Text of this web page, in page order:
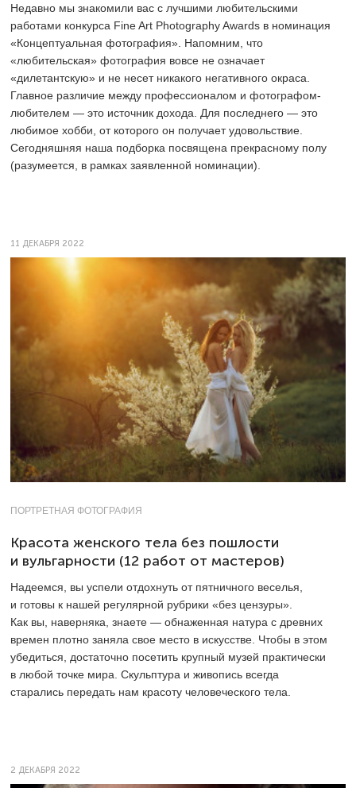
Недавно мы знакомили вас с лучшими любительскими
работами конкурса Fine Art Photography Awards в номинация
«Концептуальная фотография». Напомним, что
«любительская» фотография вовсе не означает
«дилетантскую» и не несет никакого негативного окраса.
Главное различие между профессионалом и фотографом-
любителем — это источник дохода. Для последнего — это
любимое хобби, от которого он получает удовольствие.
Сегодняшняя наша подборка посвящена прекрасному полу
(разумеется, в рамках заявленной номинации).
11 ДЕКАБРЯ 2022
ПОРТРЕТНАЯ ФОТОГРАФИЯ
Красота женского тела без пошлости
и вульгарности (12 работ от мастеров)
Надеемся, вы успели отдохнуть от пятничного веселья,
и готовы к нашей регулярной рубрики «без цензуры».
Как вы, наверняка, знаете — обнаженная натура с древних
времен плотно заняла свое место в искусстве. Чтобы в этом
убедиться, достаточно посетить крупный музей практически
в любой точке мира. Скульптура и живопись всегда
старались передать нам красоту человеческого тела.
2 ДЕКАБРЯ 2022